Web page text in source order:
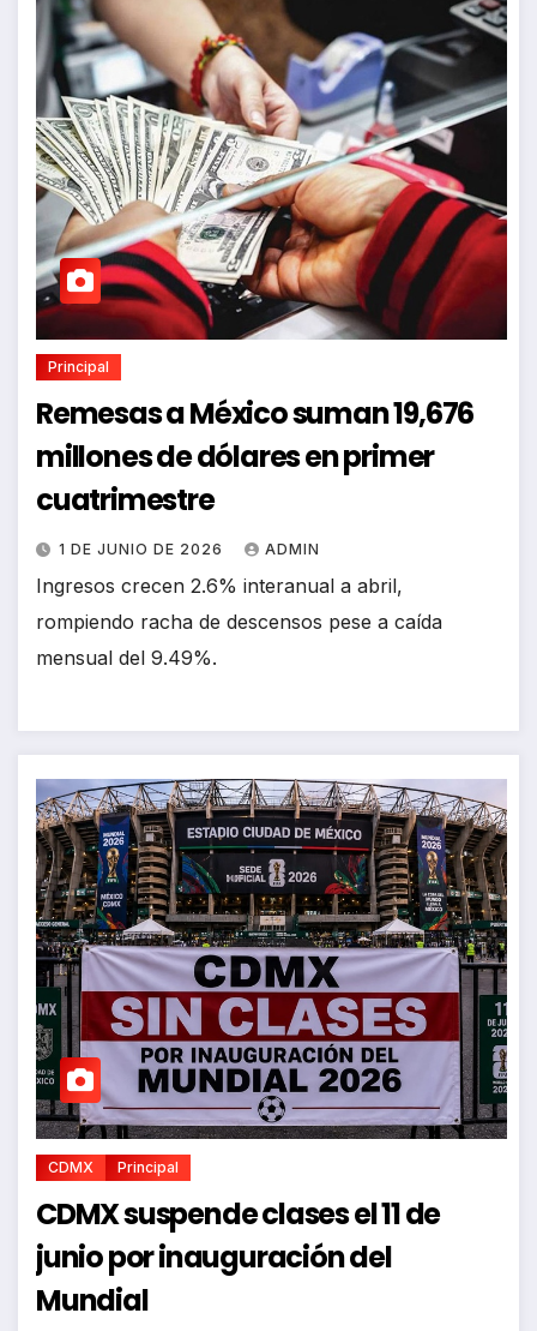
Principal
Remesas a México suman 19,676
millones de dólares en primer
cuatrimestre
1 DE JUNIO DE 2026 ADMIN
Ingresos crecen 2.6% interanual a abril,
rompiendo racha de descensos pese a caída
mensual del 9.49%.
CDMX Principal
CDMX suspende clases el 11 de
junio por inauguración del
Mundial